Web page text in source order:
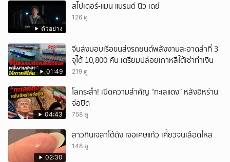
ตัวอย่าง
สไปเดอร์-แมน แบรนด์ นิว เดย์
126 ดู
01:49
จีนส่งมอบเรือขนส่งรถยนต์พลังงานสะอาดลำที่ 3
จุได้ 10,800 คัน เตรียมปล่อยเกาหลีใต้เช่าทำเงิน
219 ดู
04:43
โลกระส่ำ! เปิดความสำคัญ “ทะเลแดง” หลังอิหร่าน
จ่อปิด
758 ดู
02:30
สาวกินเจลาโต้ดัง เจอเศษแก้ว เคี้ยวจนเลือดไหล
148 ดู